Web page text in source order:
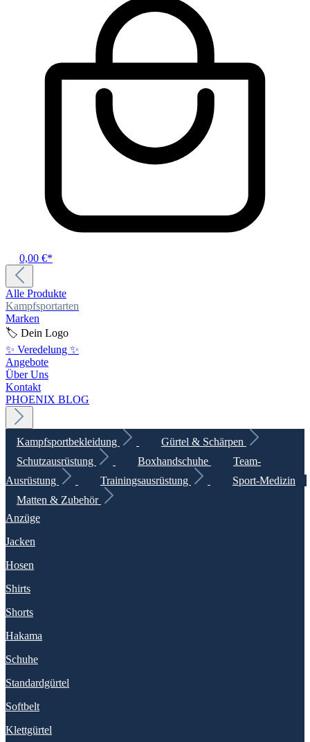
0,00 €*
Alle Produkte
Kampfsportarten
Marken
🏷️ Dein Logo
✨ Veredelung ✨
Angebote
Über Uns
Kontakt
PHOENIX BLOG
Kampfsportbekleidung
Gürtel & Schärpen
Schutzausrüstung
Boxhandschuhe
Team-
Ausrüstung
Trainingsausrüstung
Sport-Medizin
Matten & Zubehör
Anzüge
Jacken
Hosen
Shirts
Shorts
Hakama
Schuhe
Standardgürtel
Softbelt
Klettgürtel